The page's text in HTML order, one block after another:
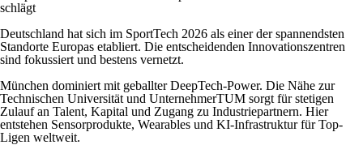
schlägt
Deutschland hat sich im SportTech 2026 als einer der spannendsten
Standorte Europas etabliert. Die entscheidenden Innovationszentren
sind fokussiert und bestens vernetzt.
München dominiert mit geballter DeepTech-Power. Die Nähe zur
Technischen Universität und UnternehmerTUM sorgt für stetigen
Zulauf an Talent, Kapital und Zugang zu Industriepartnern. Hier
entstehen Sensorprodukte, Wearables und KI-Infrastruktur für Top-
Ligen weltweit.